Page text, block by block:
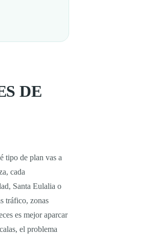
DE
tipo de plan vas a
cada
Santa Eulalia o
tráfico, zonas
es mejor aparcar
el problema